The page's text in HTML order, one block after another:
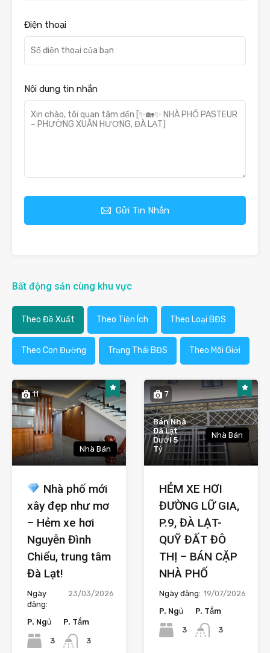
Điện thoại
Nội dung tin nhắn
Gửi Tin Nhắn
Bất động sản cùng khu vực
Theo Đề Xuất Theo Tiện Ích Theo Loại BĐS
Theo Con Đường Trạng Thái BĐS Theo Môi Giới
11
Nhà Bán
Nhà phố mới
xây đẹp như mơ
– Hẻm xe hơi
Nguyễn Đình
Chiểu, trung tâm
Đà Lạt!
Ngày
đăng:
23/03/2026
P. Ngủ
3
P. Tắm
3
7
Bán Nhà
Đà Lạt
Dưới 5
Tỷ
Nhà Bán
HẺM XE HƠI
ĐƯỜNG LỮ GIA,
P.9, ĐÀ LẠT-
QUỸ ĐẤT ĐÔ
THỊ – BÁN CẶP
NHÀ PHỐ
Ngày đăng: 19/07/2026
P. Ngủ
3
P. Tắm
3